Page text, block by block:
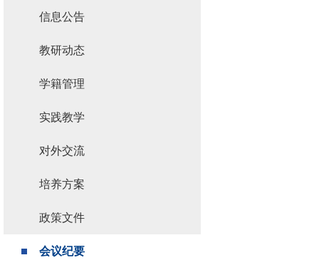
信息公告
教研动态
学籍管理
实践教学
对外交流
培养方案
政策文件
会议纪要